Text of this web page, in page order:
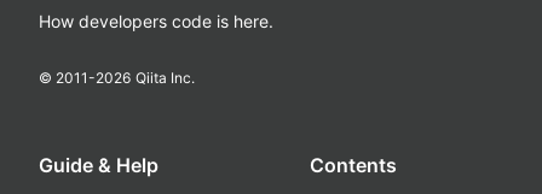
How developers code is here.
© 2011-2026 Qiita Inc.
Guide & Help Contents